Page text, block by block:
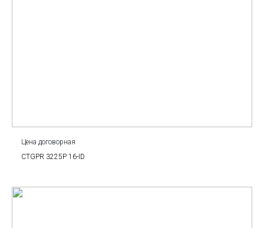
Цена договорная
CTGPR 3225P 16-ID